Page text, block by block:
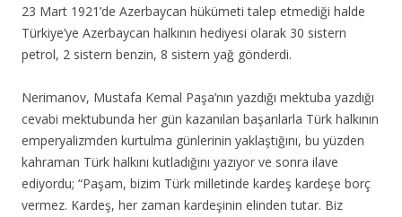
23 Mart 1921’de Azerbaycan hükümeti talep etmediği halde
Türkiye’ye Azerbaycan halkının hediyesi olarak 30 sistern
petrol, 2 sistern benzin, 8 sistern yağ gönderdi.
Nerimanov, Mustafa Kemal Paşa’nın yazdığı mektuba yazdığı
cevabi mektubunda her gün kazanılan başarılarla Türk halkının
emperyalizmden kurtulma günlerinin yaklaştığını, bu yüzden
kahraman Türk halkını kutladığını yazıyor ve sonra ilave
ediyordu; “Paşam, bizim Türk milletinde kardeş kardeşe borç
vermez. Kardeş, her zaman kardeşinin elinden tutar. Biz